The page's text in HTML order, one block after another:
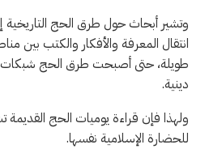
وتشير أبحاث حول طرق الحج
انتقال المعرفة والأفكار والكتب بين
طويلة، حتى أصبحت طرق الحج شبكات
دينية.
ولهذا فإن قراءة يوميات الحج القديمة
للحضارة الإسلامية نفسها.